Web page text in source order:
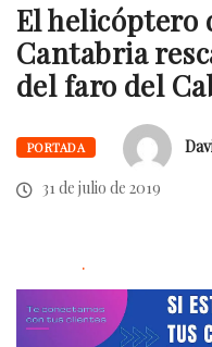
El helicóptero
Cantabria
del faro del
PORTADA
31 de julio de 2019
.